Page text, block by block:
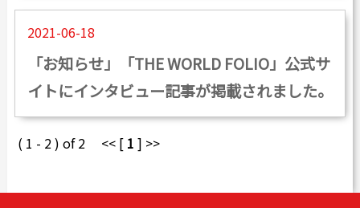
2021-06-18
「お知らせ」「THE WORLD FOLIO」公式サ
イトにインタビュー記事が掲載されました。
( 1 - 2 ) of 2 << [ 1 ] >>
お問い合わせ
Japanese English
Thai